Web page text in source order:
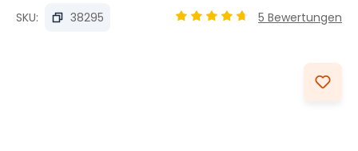
SKU: 38295 5 Bewertungen